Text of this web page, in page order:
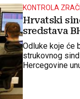
KONTROLA
Hrvatski
sredstava
Odluke koje će
strukovnog
Hercegovine